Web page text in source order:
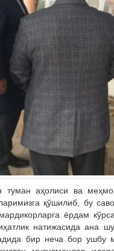
аҳолиси ва
қўшилиб, бу
ёрдам
натижасида ана
бир неча бор ушбу